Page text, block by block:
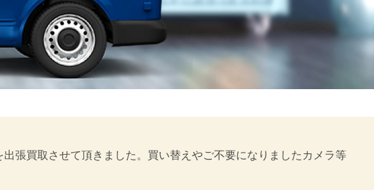
張買取させて頂きました。買い替えやご不要になりましたカメラ等